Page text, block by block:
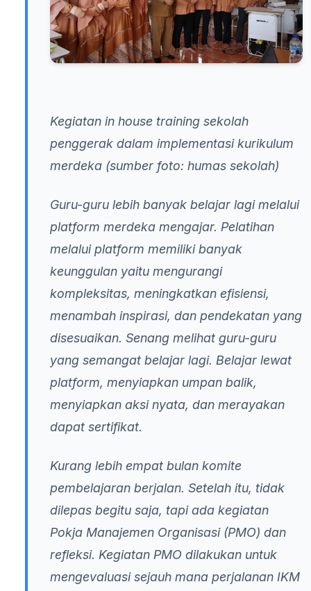
Kegiatan in house training sekolah
penggerak dalam implementasi kurikulum
merdeka (sumber foto: humas sekolah)
Guru-guru lebih banyak belajar lagi melalui
platform merdeka mengajar. Pelatihan
melalui platform memiliki banyak
keunggulan yaitu mengurangi
kompleksitas, meningkatkan efisiensi,
menambah inspirasi, dan pendekatan yang
disesuaikan. Senang melihat guru-guru
yang semangat belajar lagi. Belajar lewat
platform, menyiapkan umpan balik,
menyiapkan aksi nyata, dan merayakan
dapat sertifikat.
Kurang lebih empat bulan komite
pembelajaran berjalan. Setelah itu, tidak
dilepas begitu saja, tapi ada kegiatan
Pokja Manajemen Organisasi (PMO) dan
refleksi. Kegiatan PMO dilakukan untuk
mengevaluasi sejauh mana perjalanan IKM